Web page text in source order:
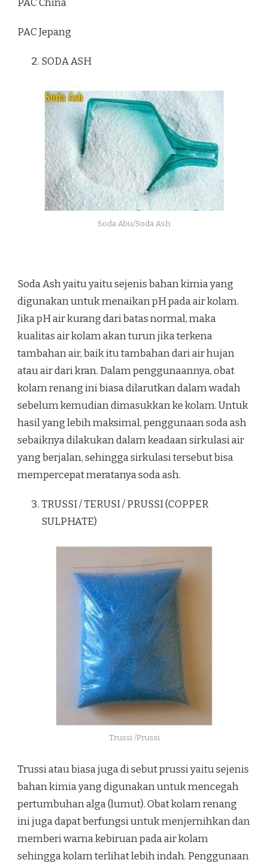
PAC Jepang
SODA ASH
Soda Abu/Soda Ash
Soda Ash yaitu yaitu sejenis bahan kimia yang
digunakan untuk menaikan pH pada air kolam.
Jika pH air kurang dari batas normal, maka
kualitas air kolam akan turun jika terkena
tambahan air, baik itu tambahan dari air hujan
atau air dari kran. Dalam penggunaannya, obat
kolam renang ini biasa dilarutkan dalam wadah
sebelum kemudian dimasukkan ke kolam. Untuk
hasil yang lebih maksimal, penggunaan soda ash
sebaiknya dilakukan dalam keadaan sirkulasi air
yang berjalan, sehingga sirkulasi tersebut bisa
mempercepat meratanya soda ash.
TRUSSI / TERUSI / PRUSSI (COPPER
SULPHATE)
Trussi /Prussi
Trussi atau biasa juga di sebut prussi yaitu sejenis
bahan kimia yang digunakan untuk mencegah
pertumbuhan alga (lumut). Obat kolam renang
ini juga dapat berfungsi untuk menjernihkan dan
memberi warna kebiruan pada air kolam
sehingga kolam terlihat lebih indah. Penggunaan